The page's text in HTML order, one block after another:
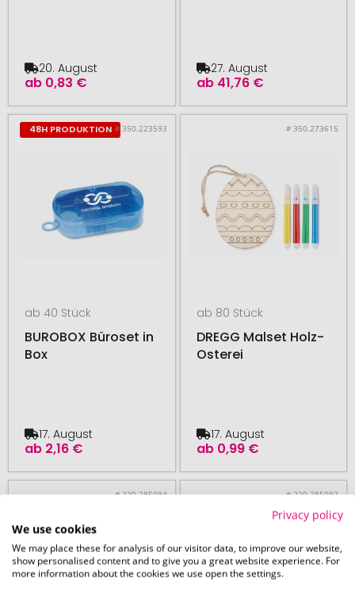
ab 0,83 €
20. August
ab 41,76 €
27. August
48H PRODUKTION # 350.223593
ab 40 Stück
BUROBOX Büroset in
Box
ab 2,16 €
17. August
# 350.273615
ab 80 Stück
DREGG Malset Holz-
Osterei
ab 0,99 €
17. August
# 220.285094 # 220.285093
Privacy policy
We use cookies
We may place these for analysis of our visitor data, to improve our website,
show personalised content and to give you a great website experience. For
more information about the cookies we use open the settings.